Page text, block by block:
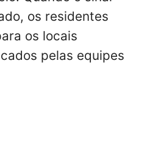
os residentes
os locais
pelas equipes